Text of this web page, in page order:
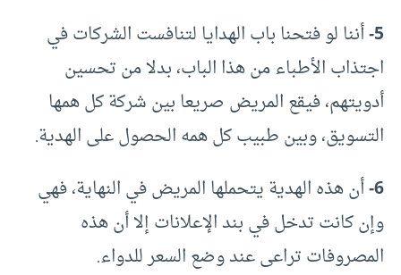
5- أننا لو فتحنا باب الهدايا لتنافست الشركات في
اجتذاب الأطباء من هذا الباب، بدلا من تحسين
أدويتهم، فيقع المريض صريعا بين شركة كل همها
التسويق، وبين طبيب كل همه الحصول على الهدية.
6- أن هذه الهدية يتحملها المريض في النهاية، فهي
وإن كانت تدخل في بند الإعلانات إلا أن هذه
المصروفات تراعى عند وضع السعر للدواء.